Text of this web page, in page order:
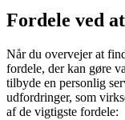
Fordele ved
Når du overvejer at
fordele, der kan gøre
tilbyde en personlig
udfordringer, som
af de vigtigste fordele: